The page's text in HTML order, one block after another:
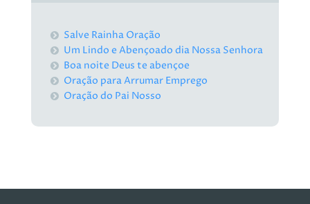
Salve Rainha Oração
Um Lindo e Abençoado dia Nossa Senhora
Boa noite Deus te abençoe
Oração para Arrumar Emprego
Oração do Pai Nosso